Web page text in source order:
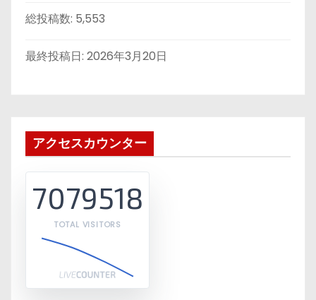
総投稿数: 5,553
最終投稿日: 2026年3月20日
アクセスカウンター
7079518
TOTAL VISITORS